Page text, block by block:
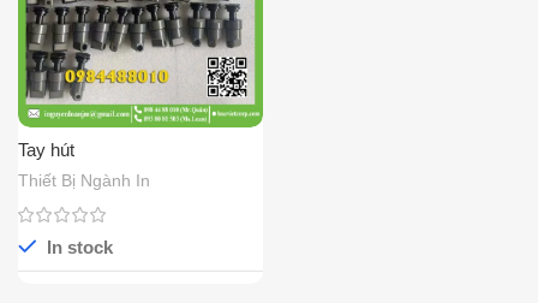
Tay hút
Thiết Bị Ngành In
In stock